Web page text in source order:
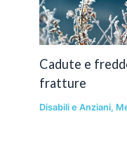
Cadute e
fratture
Disabili e Anziani,